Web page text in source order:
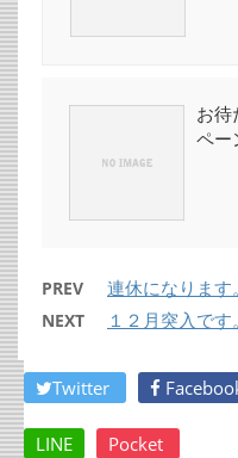
お待
ペー
PREV 連休になります。
NEXT １２月突入です。
Twitter
LINE Pocket